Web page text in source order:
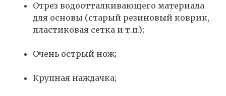
Отрез водоотталкивающего материала
для основы (старый резиновый коврик,
пластиковая сетка и т.п.);
Очень острый нож;
Крупная наждачка;